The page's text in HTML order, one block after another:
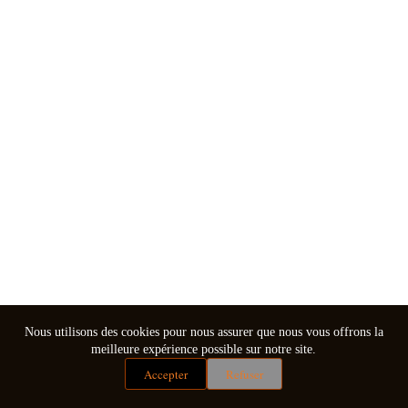
Nous utilisons des cookies pour nous assurer que nous vous offrons la
meilleure expérience possible sur notre site.
Accepter Refuser
Mentions légales
Conditions générales de vente